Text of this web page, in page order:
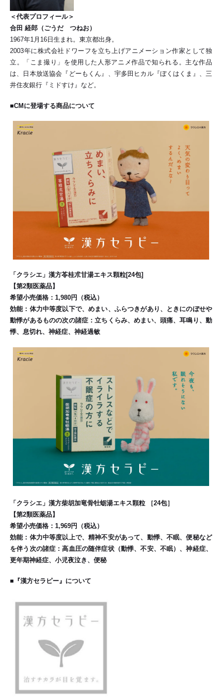
＜代表プロフィール＞
合田 経郎（ごうだ つねお）
1967年1月16日生まれ。東京都出身。
2003年に株式会社ドワーフを立ち上げアニメーション作家として独
立。「こま撮り」を使用した人形アニメ作品で知られる。主な作品
は、日本放送協会『どーもくん』、宇多田ヒカル『ぼくはくま』、三
井住友銀行『ミドすけ』など。
■CMに登場する商品について
「クラシエ」漢方苓桂朮甘湯エキス顆粒[24包]
【第2類医薬品】
希望小売価格：1,980円（税込）
効能：体力中等度以下で、めまい、ふらつきがあり、ときにのぼせや
動悸があるものの次の諸症：立ちくらみ、めまい、頭痛、耳鳴り、動
悸、息切れ、神経症、神経過敏
「クラシエ」漢方柴胡加竜骨牡蛎湯エキス顆粒 ［24包］
【第2類医薬品】
希望小売価格：1,969円（税込）
効能：体力中等度以上で、精神不安があって、動悸、不眠、便秘など
を伴う次の諸症：高血圧の随伴症状（動悸、不安、不眠）、神経症、
更年期神経症、小児夜泣き、便秘
■『漢方セラピー』について